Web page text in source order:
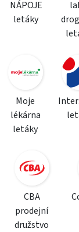
NÁPOJE
letáky
Moje
lékárna
letáky
CBA
prodejní
družstvo